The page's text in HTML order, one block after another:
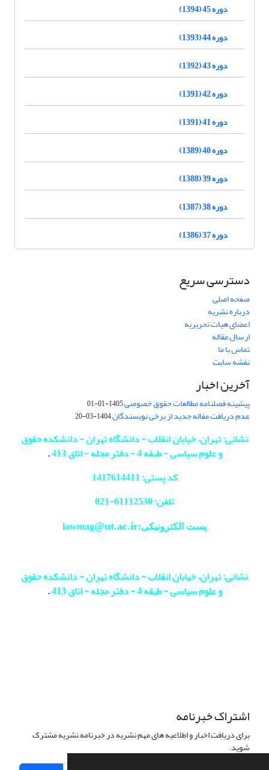
دوره 45 (1394)
دوره 44 (1393)
دوره 43 (1392)
دوره 42 (1391)
دوره 41 (1391)
دوره 40 (1389)
دوره 39 (1388)
دوره 38 (1387)
دوره 37 (1386)
دسترسی سریع
صفحه اصلی
درباره نشریه
اعضای هیات تحریریه
ارسال مقاله
تماس با ما
نقشه سایت
آخرین اخبار
پیشینه فصلنامه مطالعات حقوق خصوصی1405-01-01
عدم دریافت مقاله جدید از برخی نویسندگان1404-03-20
نشانی: تهران، خیابان انقلاب - دانشگاه تهران - دانشکده حقوق
و علوم سیاسی - طبقه 4 - دفتر مجله - اتاق 413
.
کد پستی: 1417614411
تلفن: 61112530-
021
پست الکترونیکی:lawmag@ut.ac.ir
نشانی: تهران، خیابان انقلاب - دانشگاه تهران - دانشکده حقوق
و علوم سیاسی - طبقه 4 - دفتر مجله - اتاق 413
.
اشتراک خبرنامه
برای دریافت اخبار و اطلاعیه های مهم نشریه در خبرنامه نشریه مشترک
شوید.